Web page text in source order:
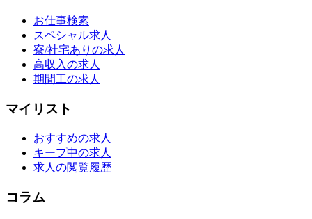
お仕事検索
スペシャル求人
寮/社宅ありの求人
高収入の求人
期間工の求人
マイリスト
おすすめの求人
キープ中の求人
求人の閲覧履歴
コラム